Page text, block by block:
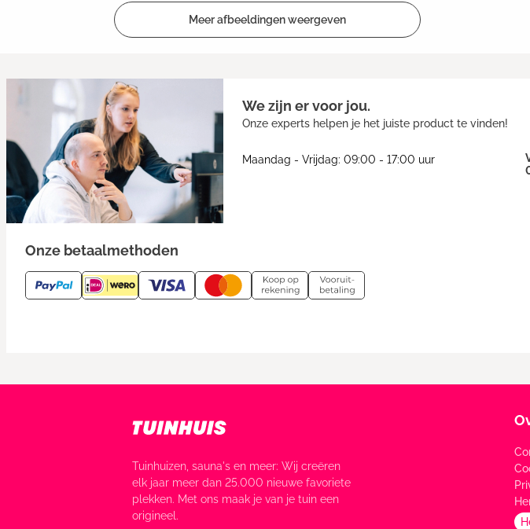
Meer afbeeldingen weergeven
We zijn er voor jou.
Onze experts helpen je het juiste product te vinden!
Maandag - Vrijdag: 09:00 - 17:00 uur
Onze betaalmethoden
Tuinhuizen, sauna's en meer: Wij creëren
elk jaar meer dan 25.000 nieuwe favoriete
plekken. Met ons maak je van je tuin een
origineel.